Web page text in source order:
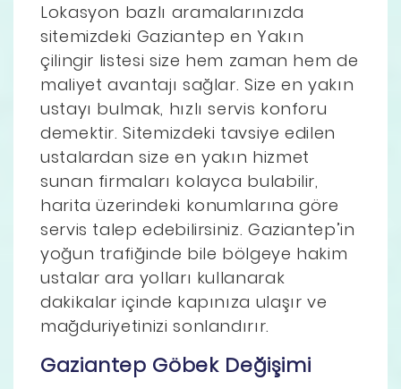
Lokasyon bazlı aramalarınızda
sitemizdeki Gaziantep en Yakın
çilingir listesi size hem zaman hem de
maliyet avantajı sağlar. Size en yakın
ustayı bulmak, hızlı servis konforu
demektir. Sitemizdeki tavsiye edilen
ustalardan size en yakın hizmet
sunan firmaları kolayca bulabilir,
harita üzerindeki konumlarına göre
servis talep edebilirsiniz. Gaziantep’in
yoğun trafiğinde bile bölgeye hakim
ustalar ara yolları kullanarak
dakikalar içinde kapınıza ulaşır ve
mağduriyetinizi sonlandırır.
Gaziantep Göbek Değişimi